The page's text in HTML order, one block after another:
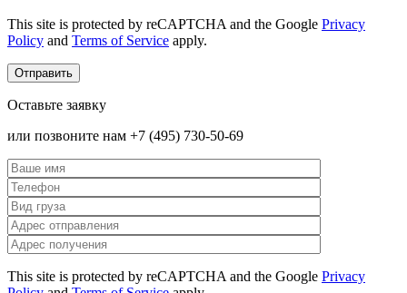
This site is protected by reCAPTCHA and the Google Privacy
Policy and Terms of Service apply.
Оставьте заявку
или позвоните нам +7 (495) 730-50-69
This site is protected by reCAPTCHA and the Google Privacy